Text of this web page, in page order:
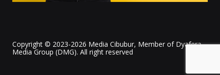
Copyright © 2023-2026 Media Cibubur, Member of Dyafera
Media Group (DMG). All right reserved